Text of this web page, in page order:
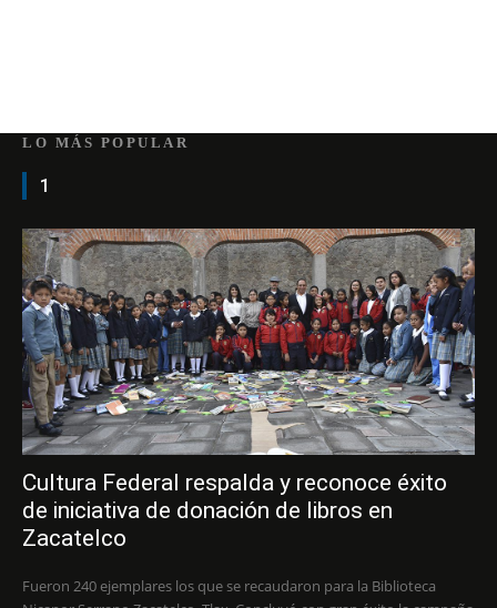
LO MÁS POPULAR
1
Cultura Federal respalda y reconoce éxito
de iniciativa de donación de libros en
Zacatelco
Fueron 240 ejemplares los que se recaudaron para la Biblioteca